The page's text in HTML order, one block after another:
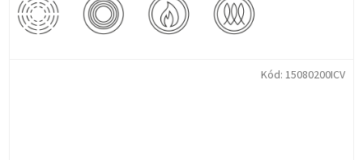
Kód: 15080200ICV